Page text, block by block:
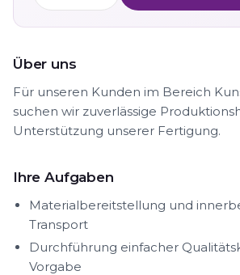
Über uns
Für unseren Kunden im Bereich
suchen wir zuverlässige
Unterstützung unserer Fertigung.
Ihre Aufgaben
Materialbereitstellung und
Transport
Durchführung einfacher
Vorgabe